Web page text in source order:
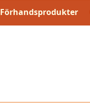
Förhandsprodukter